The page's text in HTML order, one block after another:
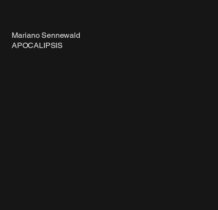
Mariano Sennewald
APOCALIPSIS